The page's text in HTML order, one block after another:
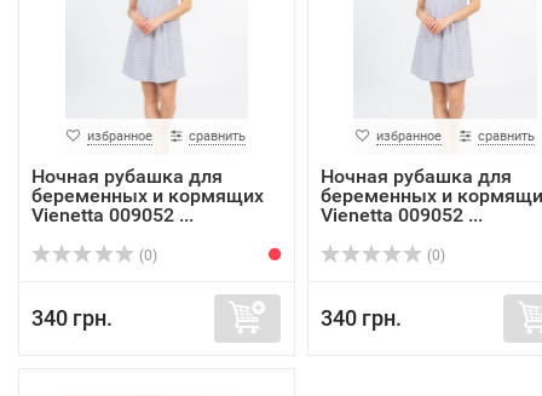
избранное сравнить
Ночная рубашка для
беременных и кормящих
Vienetta 009052 ...
(0)
340 грн.
избранное сравнить
Ночная рубашка для
беременных и
Vienetta 009052 ...
(0)
340 грн.